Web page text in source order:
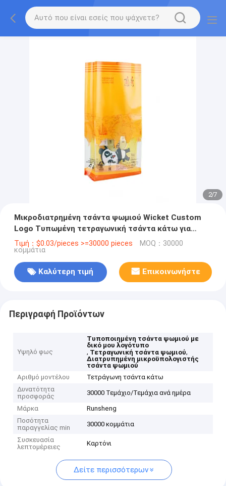
2/7
Μικροδιατρημένη τσάντα ψωμιού Wicket Custom
Logo Τυπωμένη τετραγωνική τσάντα κάτω για
συσκευασία αρτοποιίας
Τιμή：$0.03/pieces >=30000 pieces MOQ：30000
κομμάτια
Καλύτερη τιμή Επικοινωνήστε
Περιγραφή Προϊόντων
Υψηλό φως
Τυποποιημένη τσάντα ψωμιού με
δικό μου λογότυπο
, Τετραγωνική τσάντα ψωμιού,
Διατρυπημένη μικροϋπολογιστής
τσάντα ψωμιού
Αριθμό μοντέλου
Τετράγωνη τσάντα κάτω
Δυνατότητα
προσφοράς
30000 Τεμάχιο/Τεμάχια ανά ημέρα
Μάρκα
Runsheng
Ποσότητα
παραγγελίας min
30000 κομμάτια
Συσκευασία
λεπτομέρειες
Καρτόνι
Δείτε περισσότερων